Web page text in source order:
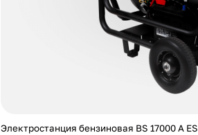
Электростанция бензиновая BS 17000 A ES